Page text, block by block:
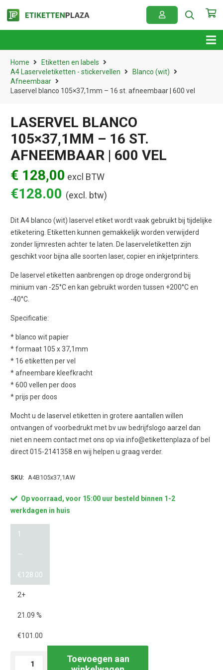
Home
Etiketten en labels
A4 Laserveletiketten - stickervellen
Blanco (wit)
Afneembaar
Laservel blanco 105×37,1mm – 16 st. afneembaar | 600 vel
LASERVEL BLANCO
105×37,1MM – 16 ST.
AFNEEMBAAR | 600 VEL
€ 128,00 excl BTW
€128.00 (excl. btw)
Dit A4 blanco (wit) laservel etiket wordt vaak gebruikt bij tijdelijke
etiketering. Etiketten kunnen gemakkelijk worden verwijderd
zonder lijmresten achter te laten. De laserveletiketten zijn
geschikt voor bijna alle soorten laser, copier en inkjetprinters.
De laservel etiketten aanbrengen op droge ondergrond bij
minium van -25°C en kan gebruikt worden tussen +200°C en
-40°C.
Specificatie:
* blanco wit papier
* formaat 105 x 37,1mm
* 16 etiketten per vel
* afneembare kleefkracht
* 600 vellen per doos
* prijs per doos
Mocht u de laservel etiketten in grotere aantallen willen
ontvangen of voorbedrukt met bv uw bedrijfslogo aarzel dan
niet en neem contact met ons op via info@etikettenplaza of bel
direct 015-2141358 en wij helpen u graag verder.
SKU: A4B105x37,1AW
Op voorraad, voor 15:00 uur besteld binnen 1-2
werkdagen in huis
1
—
€128.00
2+
21.09 %
€101.00
Laservel
Toevoegen aan